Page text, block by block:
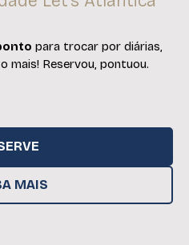
para trocar por diárias,
mais! Reservou, pontuou.
MAIS